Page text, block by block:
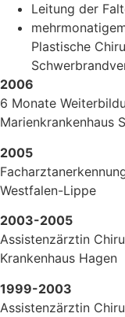
Leitung der
Plastische
2006
6 Monate
Marienkrankenhaus
2005
Westfalen-Lippe
2003-2005
Assistenzärztin
Krankenhaus Hagen
1999-2003
Assistenzärztin